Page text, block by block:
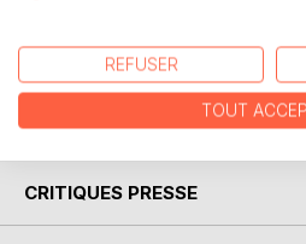
stratégie et à la performance.
AUTEUR(S)
CRITIQUES PRESSE
REFUSER
TOUT